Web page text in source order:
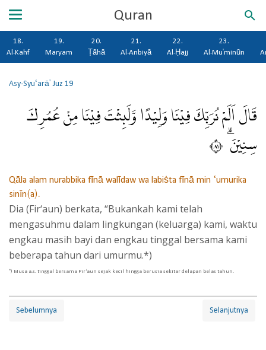
Quran
18.
Al-Kahf
19.
Maryam
20.
Ṭāhā
21.
Al-Anbiyā
22.
Al-Ḥajj
23.
Al-Mu'minūn
Asy-Syu‘arā'Juz 19
قَالَ اَلَمْ نُرَبِّكَ فِيْنَا وَلِيْدًا وَّلَبِثْتَ فِيْنَا مِنْ عُمُرِكَ
سِنِيْنَ ۗ ١٨
Qāla alam nurabbika fīnā walīdaw wa labiṡta fīnā min ‘umurika
sinīn(a).
Dia (Fir‘aun) berkata, “Bukankah kami telah
mengasuhmu dalam lingkungan (keluarga) kami, waktu
engkau masih bayi dan engkau tinggal bersama kami
beberapa tahun dari umurmu.*)
*) Musa a.s. tinggal bersama Fir‘aun sejak kecil hingga berusia sekitar delapan belas tahun.
Sebelumnya Selanjutnya